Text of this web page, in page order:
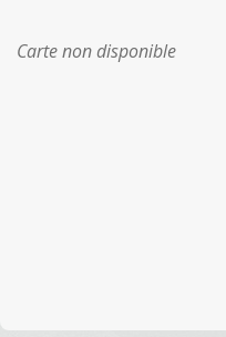
Carte non disponible